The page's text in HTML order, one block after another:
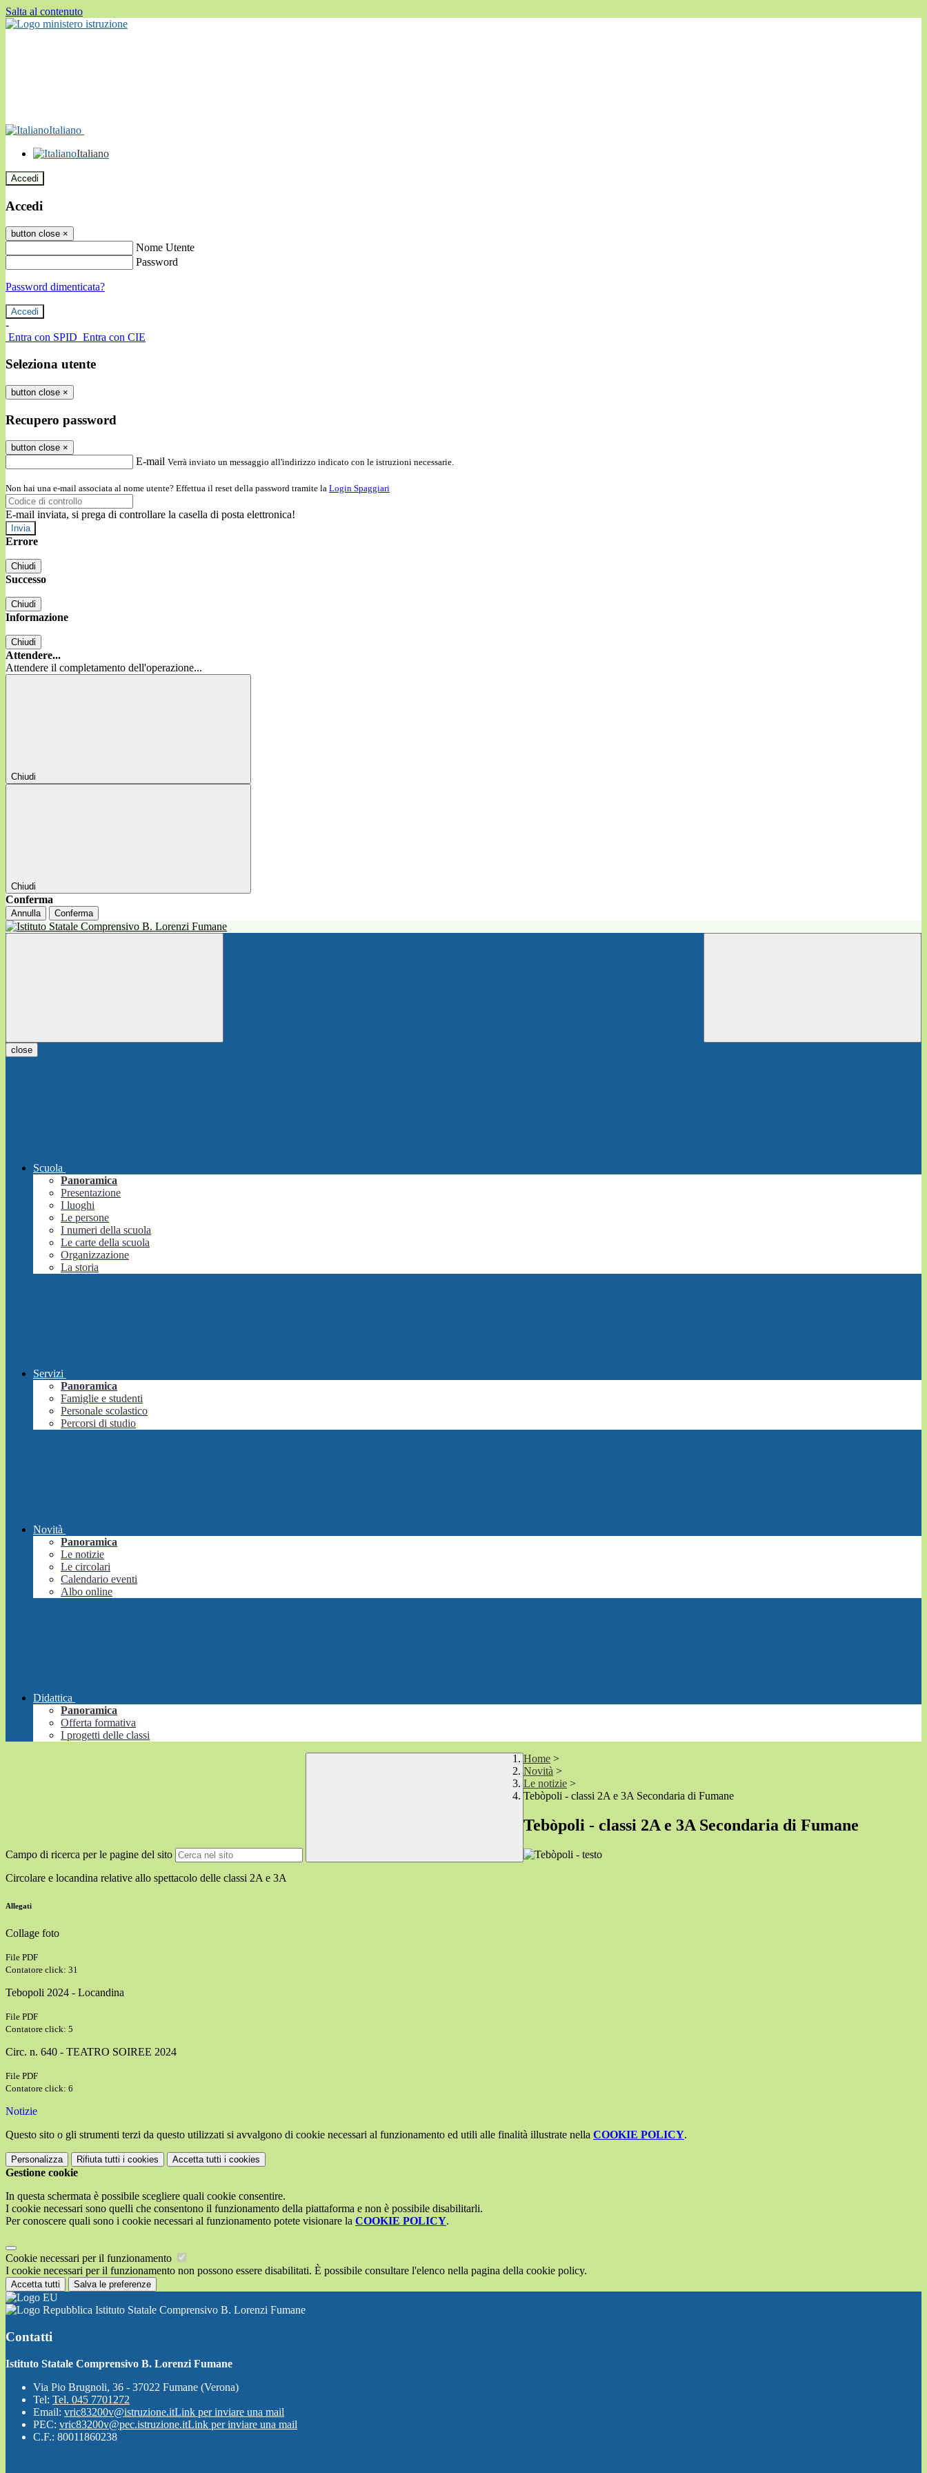
Salta al contenuto
Italiano
Italiano
Accedi
Accedi
button close ×
Nome Utente
Password
Password dimenticata?
-
Entra con SPID Entra con CIE
Seleziona utente
button close ×
Recupero password
button close ×
E-mail Verrà inviato un messaggio all'indirizzo indicato con le istruzioni necessarie.
Non hai una e-mail associata al nome utente? Effettua il reset della password tramite la Login Spaggiari
E-mail inviata, si prega di controllare la casella di posta elettronica!
Errore
Chiudi
Successo
Chiudi
Informazione
Chiudi
Attendere...
Attendere il completamento dell'operazione...
Chiudi
Chiudi
Conferma
Annulla Conferma
close
Scuola
Panoramica
Presentazione
I luoghi
Le persone
I numeri della scuola
Le carte della scuola
Organizzazione
La storia
Servizi
Panoramica
Famiglie e studenti
Personale scolastico
Percorsi di studio
Novità
Panoramica
Le notizie
Le circolari
Calendario eventi
Albo online
Didattica
Panoramica
Offerta formativa
I progetti delle classi
Campo di ricerca per le pagine del sito
Home >
Novità >
Le notizie >
Tebòpoli - classi 2A e 3A Secondaria di Fumane
Tebòpoli - classi 2A e 3A Secondaria di Fumane
Circolare e locandina relative allo spettacolo delle classi 2A e 3A
Allegati
Collage foto
File PDF
Contatore click: 31
Tebopoli 2024 - Locandina
File PDF
Contatore click: 5
Circ. n. 640 - TEATRO SOIREE 2024
File PDF
Contatore click: 6
Notizie
Questo sito o gli strumenti terzi da questo utilizzati si avvalgono di cookie necessari al funzionamento ed utili alle finalità illustrate nella COOKIE POLICY.
Personalizza Rifiuta tutti i cookies Accetta tutti i cookies
Gestione cookie
In questa schermata è possibile scegliere quali cookie consentire.
I cookie necessari sono quelli che consentono il funzionamento della piattaforma e non è possibile disabilitarli.
Per conoscere quali sono i cookie necessari al funzionamento potete visionare la COOKIE POLICY.
Cookie necessari per il funzionamento
I cookie necessari per il funzionamento non possono essere disabilitati. È possibile consultare l'elenco nella pagina della cookie policy.
Accetta tutti Salva le preferenze
Istituto Statale Comprensivo B. Lorenzi Fumane
Contatti
Istituto Statale Comprensivo B. Lorenzi Fumane
Via Pio Brugnoli, 36 - 37022 Fumane (Verona)
Tel: Tel. 045 7701272
Email: vric83200v@istruzione.itLink per inviare una mail
PEC: vric83200v@pec.istruzione.itLink per inviare una mail
C.F.: 80011860238